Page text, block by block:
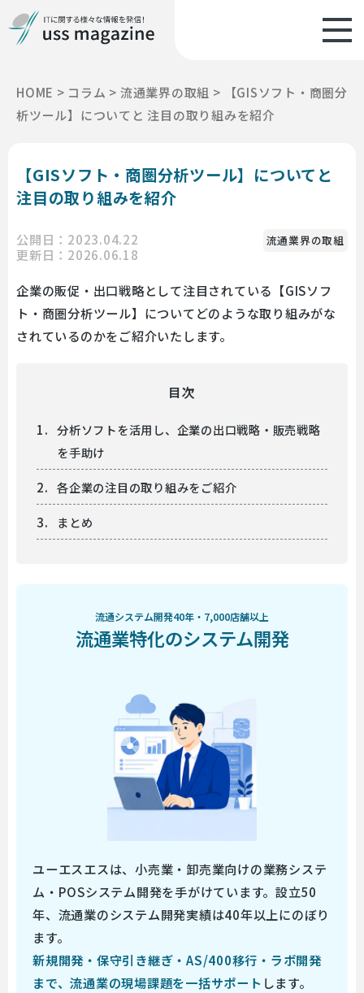
HOME > コラム > 流通業界の取組 >
【GISソフト・商圏分
析ツール】についてと 注目の取り組みを紹介
【GISソフト・商圏分析ツール】についてと
注目の取り組みを紹介
公開日：2023.04.22
更新日：2026.06.18
流通業界の取組
企業の販促・出口戦略として注目されている【GISソフ
ト・商圏分析ツール】についてどのような取り組みがな
されているのかをご紹介いたします。
目次
分析ソフトを活用し、企業の出口戦略・販売戦略
を手助け
各企業の注目の取り組みをご紹介
まとめ
流通システム開発40年・7,000店舗以上
流通業特化のシステム開発
ユーエスエスは、小売業・卸売業向けの業務システ
ム・POSシステム開発を手がけています。設立50
年、流通業のシステム開発実績は40年以上にのぼり
ます。
新規開発・保守引き継ぎ・AS/400移行・ラボ開発
まで、流通業の現場課題を一括サポート します。